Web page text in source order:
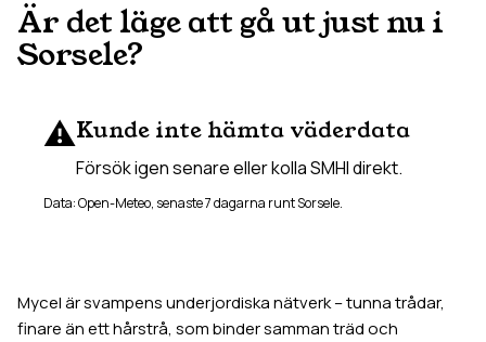
Är det läge att gå ut just nu i
Sorsele?
⚠️Kunde inte hämta väderdata
Försök igen senare eller kolla SMHI direkt.
Data: Open-Meteo, senaste 7 dagarna runtSorsele.
Mycel är svampens underjordiska nätverk – tunna trådar,
finare än ett hårstrå, som binder samman träd och